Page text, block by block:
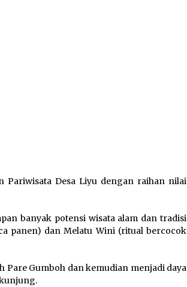
Pariwisata Desa Liyu dengan raihan nilai
banyak potensi wisata alam dan tradisi
panen) dan Melatu Wini (ritual bercocok
Pare Gumboh dan kemudian menjadi daya